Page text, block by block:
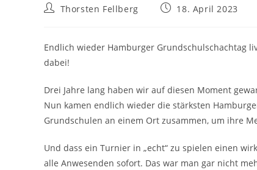
Beitrags-
Thorsten Fellberg
Beitrag18. April 2023
Endlich wieder Hamburger Grundschulschachtag
dabei!
Drei Jahre lang haben wir auf diesen Moment
Nun kamen endlich wieder die stärksten
Grundschulen an einem Ort zusammen, um ihre
Und dass ein Turnier in „echt“ zu spielen einen
alle Anwesenden sofort. Das war man gar nicht